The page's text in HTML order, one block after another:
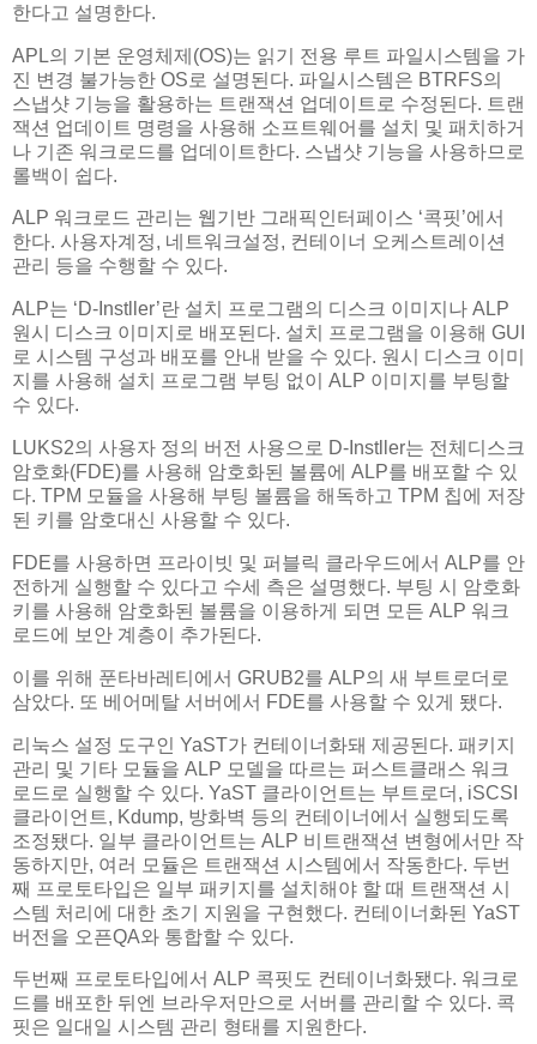
한다고 설명한다.
APL의 기본 운영체제(OS)는 읽기 전용 루트 파일시스템을 가
진 변경 불가능한 OS로 설명된다. 파일시스템은 BTRFS의
스냅샷 기능을 활용하는 트랜잭션 업데이트로 수정된다. 트랜
잭션 업데이트 명령을 사용해 소프트웨어를 설치 및 패치하거
나 기존 워크로드를 업데이트한다. 스냅샷 기능을 사용하므로
롤백이 쉽다.
ALP 워크로드 관리는 웹기반 그래픽인터페이스 ‘콕핏’에서
한다. 사용자계정, 네트워크설정, 컨테이너 오케스트레이션
관리 등을 수행할 수 있다.
ALP는 ‘D-Instller’란 설치 프로그램의 디스크 이미지나 ALP
원시 디스크 이미지로 배포된다. 설치 프로그램을 이용해 GUI
로 시스템 구성과 배포를 안내 받을 수 있다. 원시 디스크 이미
지를 사용해 설치 프로그램 부팅 없이 ALP 이미지를 부팅할
수 있다.
LUKS2의 사용자 정의 버전 사용으로 D-Instller는 전체디스크
암호화(FDE)를 사용해 암호화된 볼륨에 ALP를 배포할 수 있
다. TPM 모듈을 사용해 부팅 볼륨을 해독하고 TPM 칩에 저장
된 키를 암호대신 사용할 수 있다.
FDE를 사용하면 프라이빗 및 퍼블릭 클라우드에서 ALP를 안
전하게 실행할 수 있다고 수세 측은 설명했다. 부팅 시 암호화
키를 사용해 암호화된 볼륨을 이용하게 되면 모든 ALP 워크
로드에 보안 계층이 추가된다.
이를 위해 푼타바레티에서 GRUB2를 ALP의 새 부트로더로
삼았다. 또 베어메탈 서버에서 FDE를 사용할 수 있게 됐다.
리눅스 설정 도구인 YaST가 컨테이너화돼 제공된다. 패키지
관리 및 기타 모듈을 ALP 모델을 따르는 퍼스트클래스 워크
로드로 실행할 수 있다. YaST 클라이언트는 부트로더, iSCSI
클라이언트, Kdump, 방화벽 등의 컨테이너에서 실행되도록
조정됐다. 일부 클라이언트는 ALP 비트랜잭션 변형에서만 작
동하지만, 여러 모듈은 트랜잭션 시스템에서 작동한다. 두번
째 프로토타입은 일부 패키지를 설치해야 할 때 트랜잭션 시
스템 처리에 대한 초기 지원을 구현했다. 컨테이너화된 YaST
버전을 오픈QA와 통합할 수 있다.
두번째 프로토타입에서 ALP 콕핏도 컨테이너화됐다. 워크로
드를 배포한 뒤엔 브라우저만으로 서버를 관리할 수 있다. 콕
핏은 일대일 시스템 관리 형태를 지원한다.